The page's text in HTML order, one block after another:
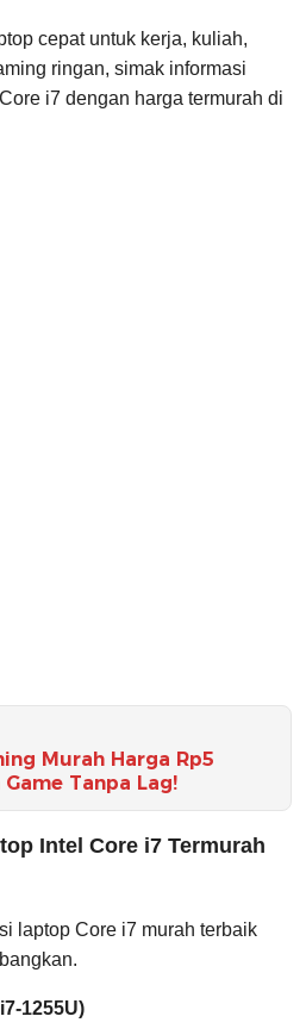
cepat untuk kerja, kuliah,
ringan, simak informasi
i7 dengan harga termurah di
Murah Harga Rp5
Tanpa Lag!
Intel Core i7 Termurah
laptop Core i7 murah terbaik
1255U)